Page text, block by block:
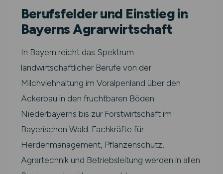
Berufsfelder und Einstieg in
Bayerns Agrarwirtschaft
In Bayern reicht das Spektrum
landwirtschaftlicher Berufe von der
Milchviehhaltung im Voralpenland über den
Ackerbau in den fruchtbaren Böden
Niederbayerns bis zur Forstwirtschaft im
Bayerischen Wald. Fachkräfte für
Herdenmanagement, Pflanzenschutz,
Agrartechnik und Betriebsleitung werden in allen